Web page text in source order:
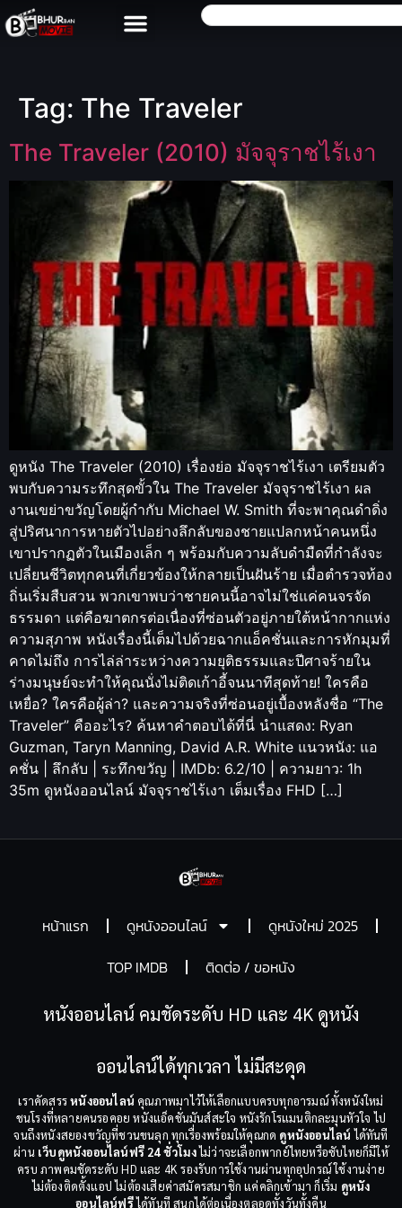
Tag: The Traveler
The Traveler (2010) มัจจุราชไร้เงา
ดูหนัง The Traveler (2010) เรื่องย่อ มัจจุราชไร้เงา เตรียมตัว
พบกับความระทึกสุดขั้วใน The Traveler มัจจุราชไร้เงา ผล
งานเขย่าขวัญโดยผู้กำกับ Michael W. Smith ที่จะพาคุณดำดิ่ง
สู่ปริศนาการหายตัวไปอย่างลึกลับของชายแปลกหน้าคนหนึ่ง
เขาปรากฏตัวในเมืองเล็ก ๆ พร้อมกับความลับดำมืดที่กำลังจะ
เปลี่ยนชีวิตทุกคนที่เกี่ยวข้องให้กลายเป็นฝันร้าย เมื่อตำรวจท้อง
ถิ่นเริ่มสืบสวน พวกเขาพบว่าชายคนนี้อาจไม่ใช่แค่คนจรจัด
ธรรมดา แต่คือฆาตกรต่อเนื่องที่ซ่อนตัวอยู่ภายใต้หน้ากากแห่ง
ความสุภาพ หนังเรื่องนี้เต็มไปด้วยฉากแอ็คชั่นและการหักมุมที่
คาดไม่ถึง การไล่ล่าระหว่างความยุติธรรมและปีศาจร้ายใน
ร่างมนุษย์จะทำให้คุณนั่งไม่ติดเก้าอี้จนนาทีสุดท้าย! ใครคือ
เหยื่อ? ใครคือผู้ล่า? และความจริงที่ซ่อนอยู่เบื้องหลังชื่อ “The
Traveler” คืออะไร? ค้นหาคำตอบได้ที่นี่ นำแสดง: Ryan
Guzman, Taryn Manning, David A.R. White แนวหนัง: แอ
คชั่น | ลึกลับ | ระทึกขวัญ | IMDb: 6.2/10 | ความยาว: 1h
35m ดูหนังออนไลน์ มัจจุราชไร้เงา เต็มเรื่อง FHD […]
หน้าแรก ดูหนังออนไลน์
ดูหนังใหม่ 2025
TOP IMDB
ติดต่อ / ขอหนัง
หนังออนไลน์ คมชัดระดับ HD และ 4K ดูหนัง
ออนไลน์ได้ทุกเวลา ไม่มีสะดุด
เราคัดสรรหนังออนไลน์ คุณภาพมาไว้ให้เลือกแบบครบทุกอารมณ์ ทั้งหนังใหม่
ชนโรงที่หลายคนรอคอย หนังแอ็คชั่นมันส์สะใจ หนังรักโรแมนติกละมุนหัวใจ ไป
จนถึงหนังสยองขวัญที่ชวนขนลุก ทุกเรื่องพร้อมให้คุณกด ดูหนังออนไลน์ ได้ทันที
ผ่าน เว็บดูหนังออนไลน์ฟรี 24 ชั่วโมงไม่ว่าจะเลือกพากย์ไทยหรือซับไทยก็มีให้
ครบ ภาพคมชัดระดับ HD และ 4K รองรับการใช้งานผ่านทุกอุปกรณ์ ใช้งานง่าย
ไม่ต้องติดตั้งแอป ไม่ต้องเสียค่าสมัครสมาชิก แค่คลิกเข้ามา ก็เริ่ม ดูหนัง
ออนไลน์ฟรีได้ทันที สนุกได้ต่อเนื่องตลอดทั้งวันทั้งคืน